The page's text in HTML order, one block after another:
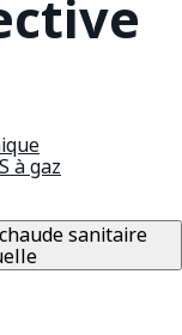
à gaz
sanitaire